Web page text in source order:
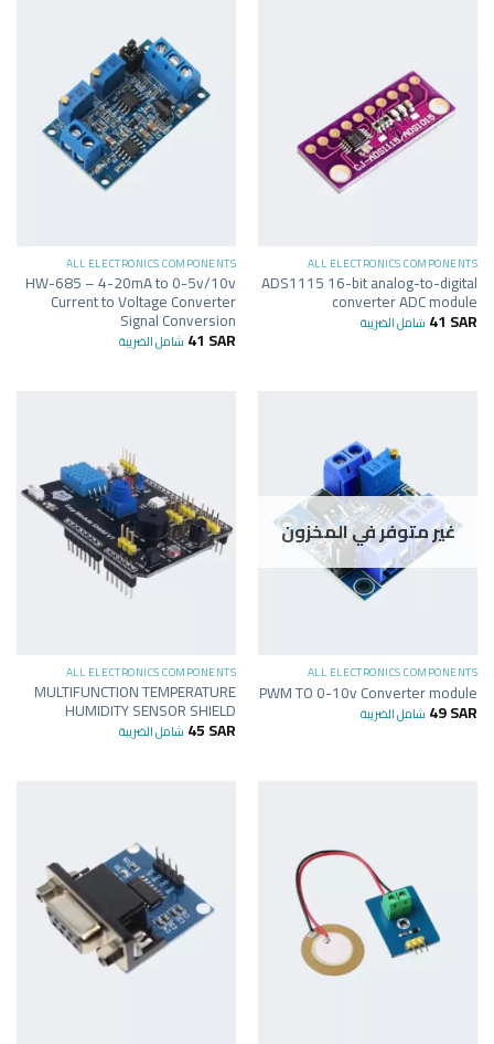
ALL ELECTRONICS COMPONENTS
ADS1115 16-bit analog-to-digital
converter ADC module
41 SAR شامل الضريبة
ALL ELECTRONICS COMPONENTS
HW-685 – 4-20mA to 0-5v/10v
Current to Voltage Converter
Signal Conversion
41 SAR شامل الضريبة
غير متوفر في المخزون
ALL ELECTRONICS COMPONENTS
PWM TO 0-10v Converter module
49SAR شامل الضريبة
ALL ELECTRONICS COMPONENTS
MULTIFUNCTION TEMPERATURE
HUMIDITY SENSOR SHIELD
45SAR شامل الضريبة